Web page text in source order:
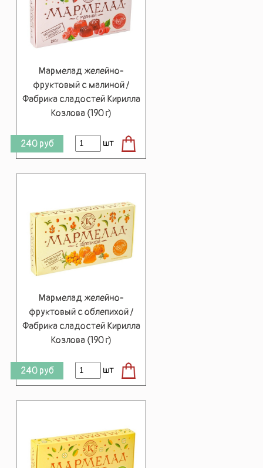
Мармелад желейно-
фруктовый с малиной /
Фабрика сладостей Кирилла
Козлова (190 г)
240 руб шт
Мармелад желейно-
фруктовый с облепихой /
Фабрика сладостей Кирилла
Козлова (190 г)
240 руб шт